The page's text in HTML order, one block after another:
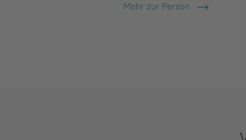
Mehr zur Person
Katharina Rücker-Weininger